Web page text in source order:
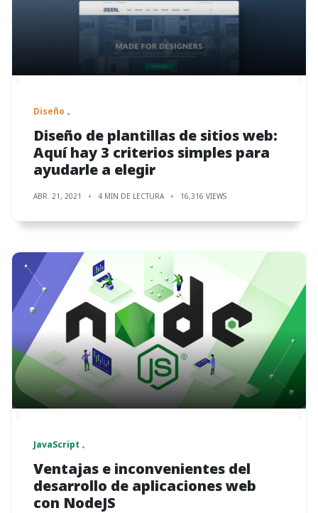
Diseño
Diseño de plantillas de sitios web:
Aquí hay 3 criterios simples para
ayudarle a elegir
ABR. 21, 2021 4 MIN DE LECTURA 16,316 VIEWS
JavaScript
Ventajas e inconvenientes del
desarrollo de aplicaciones web
con NodeJS